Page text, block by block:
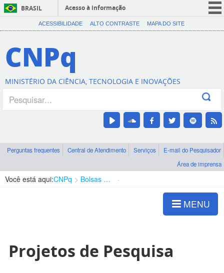
BRASIL
Acesso à informação
CORONAVÍRUS (COVID-19)
Canais
ACESSIBILIDADE ALTO CONTRASTE MAPA DO SITE
CNPq
MINISTÉRIO DA CIÊNCIA, TECNOLOGIA E INOVAÇÕES
Perguntas frequentes Central de Atendimento Serviços
E-mail do Pesquisador
Área de imprensa
Você está aqui:CNPq Bolsas e Auxílios Vigentes
MENU
Projetos de Pesquisa